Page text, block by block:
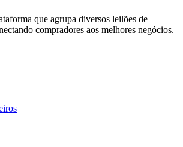
que agrupa diversos leilões de
compradores aos melhores negócios.